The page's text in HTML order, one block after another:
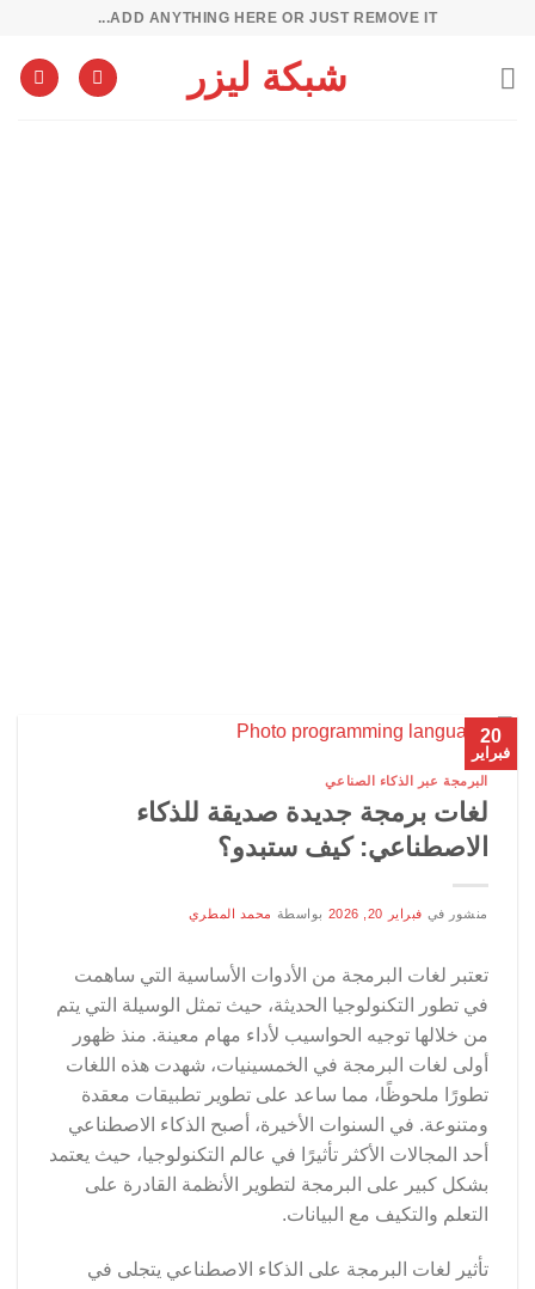
ADD ANYTHING HERE OR JUST REMOVE IT...
شبكة ليزر
20
فبراير
البرمجة عبر الذكاء الصناعي
لغات برمجة جديدة صديقة للذكاء
الاصطناعي: كيف ستبدو؟
منشور في فبراير 20, 2026 بواسطة محمد المطري
تعتبر لغات البرمجة من الأدوات الأساسية التي ساهمت
في تطور التكنولوجيا الحديثة، حيث تمثل الوسيلة التي يتم
من خلالها توجيه الحواسيب لأداء مهام معينة. منذ ظهور
أولى لغات البرمجة في الخمسينيات، شهدت هذه اللغات
تطورًا ملحوظًا، مما ساعد على تطوير تطبيقات معقدة
ومتنوعة. في السنوات الأخيرة، أصبح الذكاء الاصطناعي
أحد المجالات الأكثر تأثيرًا في عالم التكنولوجيا، حيث يعتمد
بشكل كبير على البرمجة لتطوير الأنظمة القادرة على
التعلم والتكيف مع البيانات.
تأثير لغات البرمجة على الذكاء الاصطناعي يتجلى في